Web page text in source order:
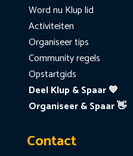
Word nu Klup lid
Activiteiten
Organiseer tips
Community regels
Opstartgids
Deel Klup & Spaar 💙
Organiseer & Spaar 👋
Contact